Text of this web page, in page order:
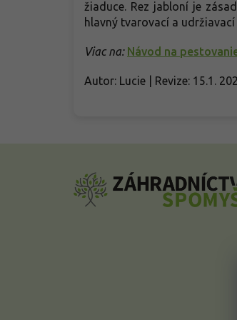
žiaduce. Rez jabloní je
hlavný tvarovací a
Viac na: Návod na
Autor: Lucie | Revize: 15.1.